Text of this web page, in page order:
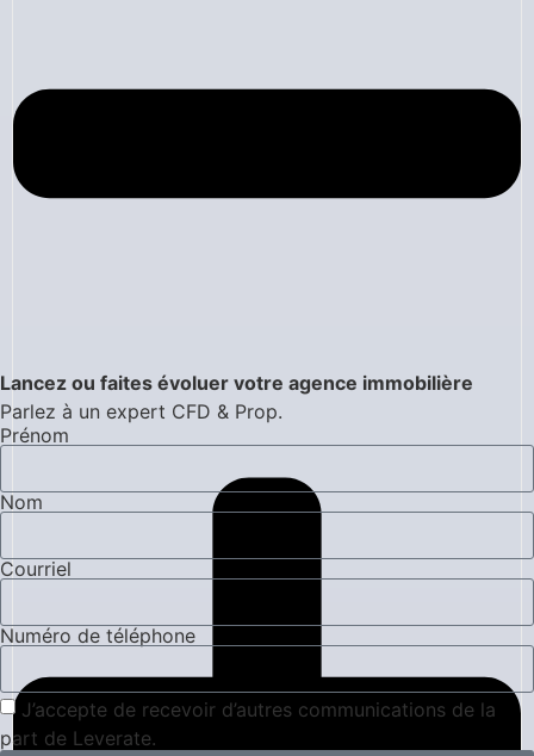
Lancez ou faites évoluer votre agence immobilière
Parlez à un expert CFD & Prop.
Prénom
Nom
Courriel
Numéro de téléphone
J’accepte de recevoir d’autres communications de la
part de Leverate.